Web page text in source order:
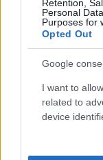
Retention,
Personal
Purposes for
Opted Out
Google
I want to
related to
device
Μάλιστα, ο